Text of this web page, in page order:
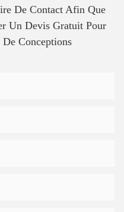
De Contact Afin Que
Un Devis Gratuit Pour
Conceptions